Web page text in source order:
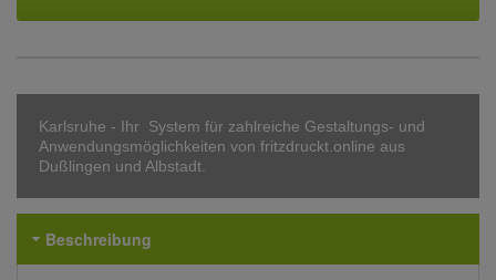
Karlsruhe - Ihr System für zahlreiche Gestaltungs- und
Anwendungsmöglichkeiten von fritzdruckt.online aus
Dußlingen und Albstadt.
Beschreibung